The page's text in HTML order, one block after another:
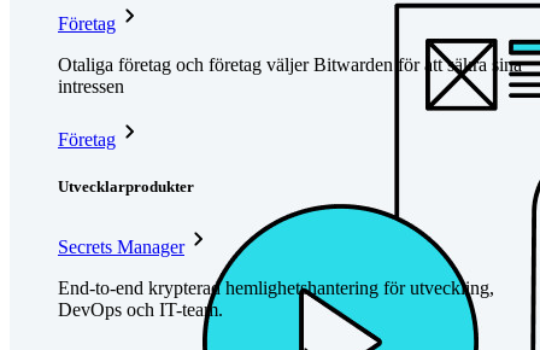
Företag
Otaliga företag och företag väljer Bitwarden för att säkra sina
intressen
Företag
Utvecklarprodukter
Secrets Manager
End-to-end krypterad hemlighetshantering för utveckling,
DevOps och IT-team.